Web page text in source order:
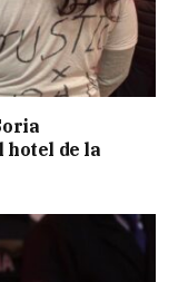
hotel de la